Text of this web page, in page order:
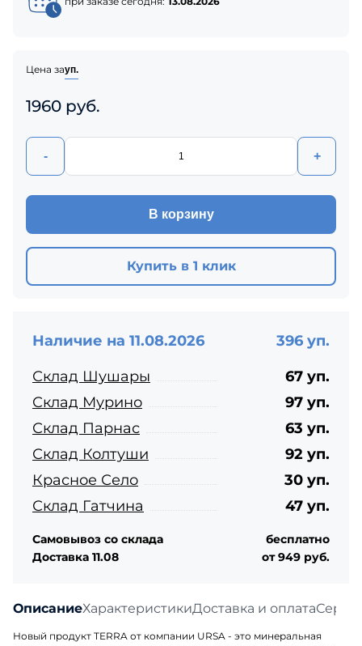
ОписаниеХарактеристикиДоставка и оплата
Новый продукт TERRA от компании URSA - это минеральная
Цена зауп.
1960 руб.
- +
В корзину
Купить в 1 клик
Наличие на 11.08.2026
396 уп.
Склад Шушары
67 уп.
Склад Мурино
97 уп.
Склад Парнас
63 уп.
Склад Колтуши
92 уп.
Красное Село
30 уп.
Склад Гатчина
47 уп.
Самовывоз со склада
бесплатно
Доставка 11.08
от 949 руб.